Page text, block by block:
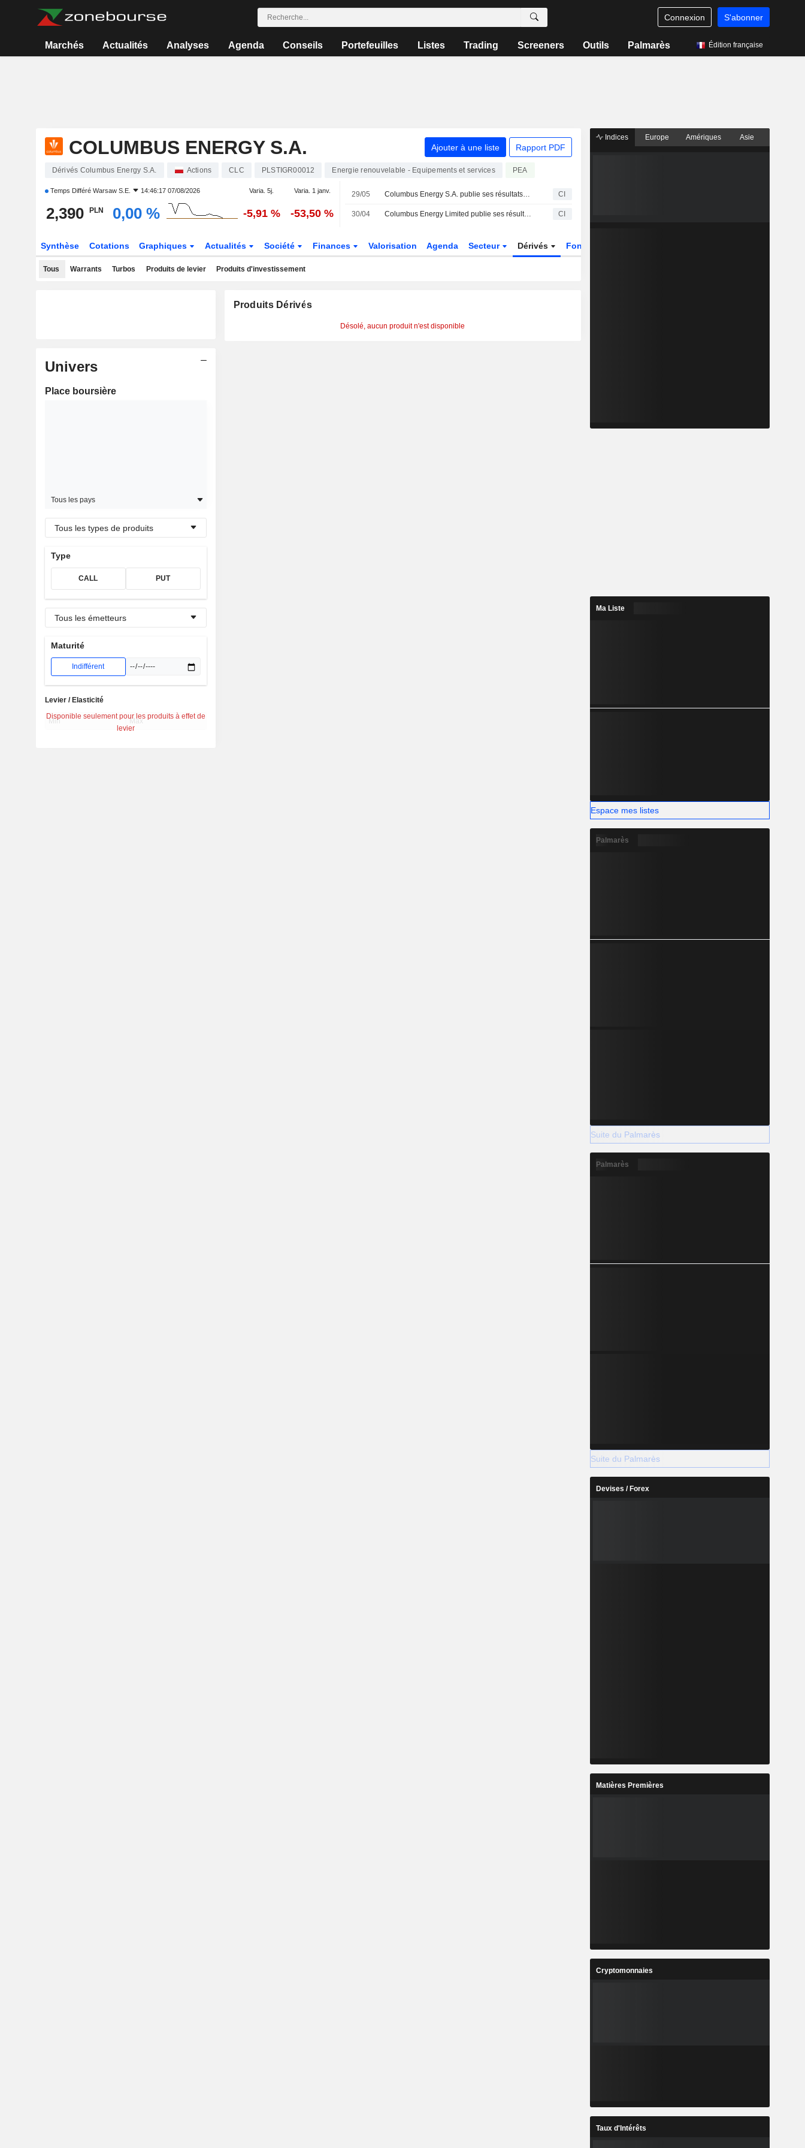
Connexion S'abonner
Marchés Actualités Analyses Agenda Conseils Portefeuilles Listes Trading Screeners Outils Palmarès Édition française
COLUMBUS ENERGY S.A. Ajouter à une liste Rapport PDF
Dérivés Columbus Energy S.A. Actions CLC PLSTIGR00012 Energie renouvelable - Equipements et services PEA
Temps Différé Warsaw S.E. 14:46:17 07/08/2026 Varia. 5j. Varia. 1 janv.
2,390 PLN 0,00 % -5,91 % -53,50 %
29/05 Columbus Energy S.A. publie ses résultats pour le premier trimestre clos le 31 mars 2026 CI
30/04 Columbus Energy Limited publie ses résultats annuels pour l'exercice clos le 31 décembre 2025 CI
Synthèse Cotations Graphiques Actualités Société Finances Valorisation Agenda Secteur Dérivés Fonds et ETFs
Tous Warrants Turbos Produits de levier Produits d'investissement
Univers
Place boursière
Tous les pays
Tous les types de produits
Type
CALL PUT
Tous les émetteurs
Maturité
Indifférent
Disponible seulement pour les produits à effet de
levier
Levier / Elasticité
Produits Dérivés
Désolé, aucun produit n'est disponible
Indices Europe Amériques Asie
Ma Liste
Espace mes listes
Palmarès
Suite du Palmarès
Palmarès
Suite du Palmarès
Devises / Forex
Matières Premières
Cryptomonnaies
Taux d'Intérêts